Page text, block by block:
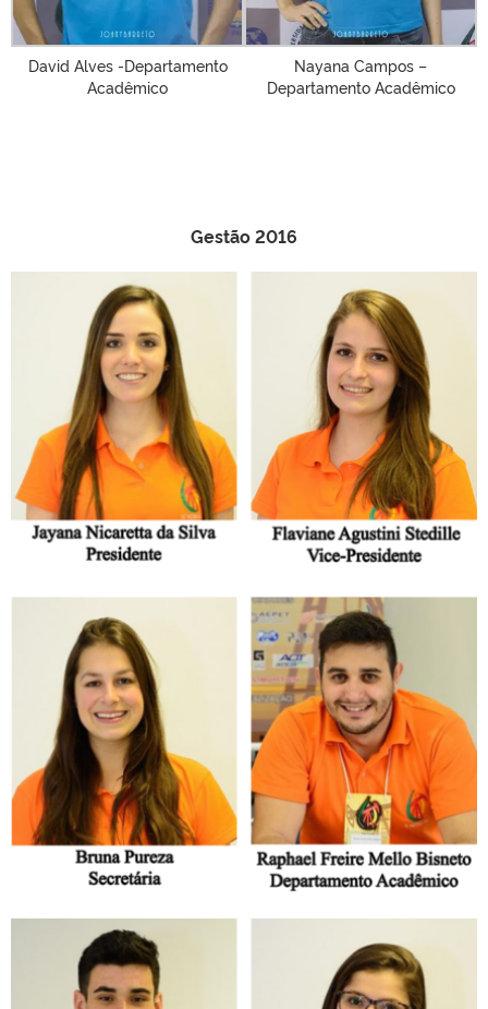
David Alves -Departamento
Acadêmico
Nayana Campos –
Departamento Acadêmico
Gestão 2016